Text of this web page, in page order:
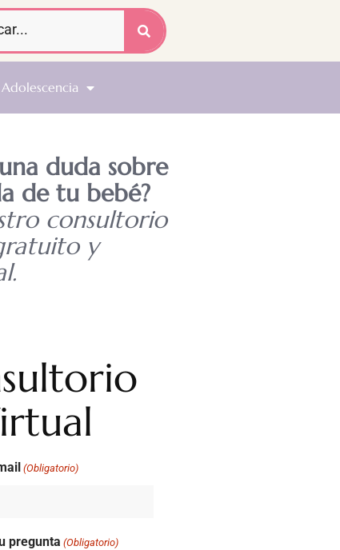
duda sobre
de tu bebé?
consultorio
y
(Obligatorio)
pregunta (Obligatorio)